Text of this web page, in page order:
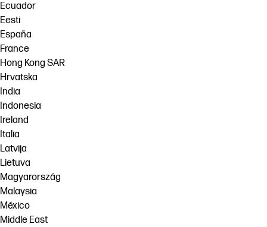
Ecuador
Eesti
España
France
Hong Kong SAR
Hrvatska
India
Indonesia
Ireland
Italia
Latvija
Lietuva
Magyarország
Malaysia
México
Middle East